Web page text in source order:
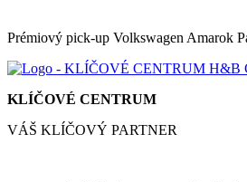
Prémiový pick-up Volkswagen Amarok
KLÍČOVÉ CENTRUM
VÁŠ KLÍČOVÝ PARTNER